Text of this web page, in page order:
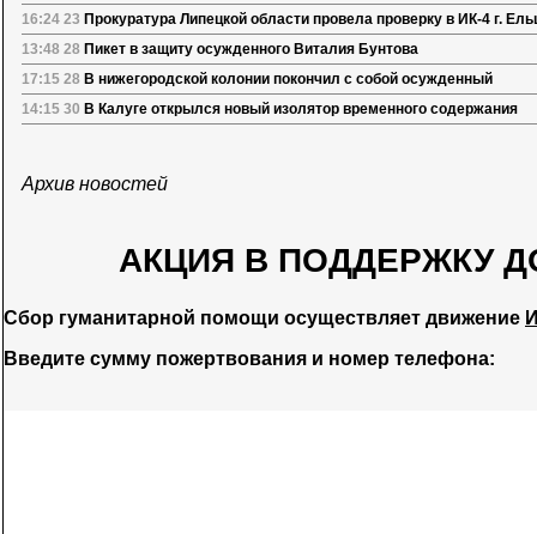
16:24 23 Прокуратура Липецкой области провела проверку в ИК-4 г.
13:48 28 Пикет в защиту осужденного Виталия Бунтова
17:15 28 В нижегородской колонии покончил с собой осужденный
14:15 30 В Калуге открылся новый изолятор временного содержания
Архив новостей
АКЦИЯ В ПОДДЕРЖКУ
Сбор гуманитарной помощи осуществляет движение
Введите сумму пожертвования и номер телефона: